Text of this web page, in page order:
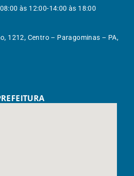
às 12:00-14:00 às 18:00
1212, Centro – Paragominas – PA,